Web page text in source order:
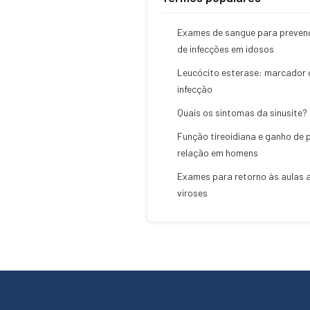
Exames de sangue para
de infecções em idosos
Leucócito esterase: marcador
infecção
Quais os sintomas da sinusite?
Função tireoidiana e ganho de
relação em homens
Exames para retorno às aulas
viroses